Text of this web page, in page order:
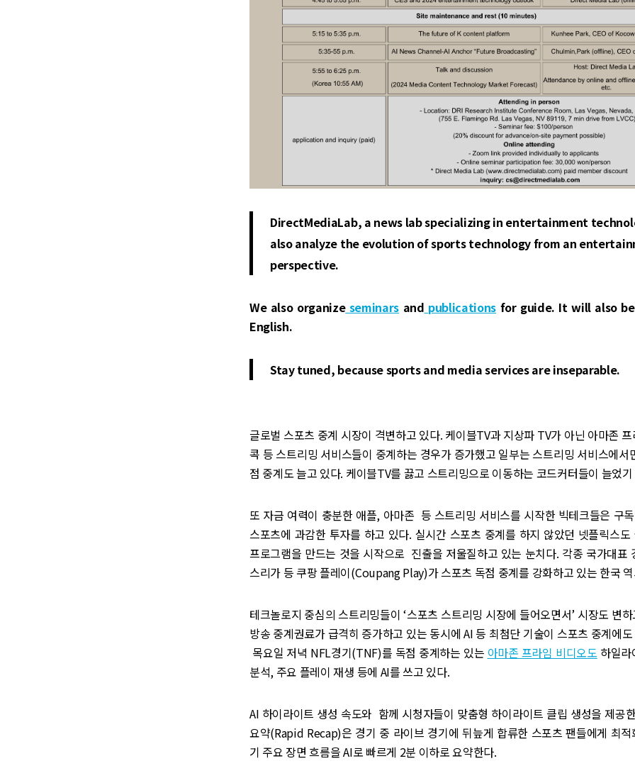
DirectMediaLab, a news lab specializing in entertainment
also analyze the evolution of sports technology from an
perspective.
We also organizeseminars and publications for guide. It will also
English.
Stay tuned, because sports and media services are inseparable.
글로벌 스포츠 중계 시장이 격변하고 있다. 케이블TV과 지상파 TV가 아닌 아마존
콕 등 스트리밍 서비스들이 중계하는 경우가 증가했고 일부는 스트리밍 서비스에서
점 중계도 늘고 있다. 케이블TV를 끓고 스트리밍으로 이동하는 코드커터들이 늘었
또 자금 여력이 충분한 애플, 아마존 등 스트리밍 서비스를 시작한 빅테크들은 구
스포츠에 과감한 투자를 하고 있다. 실시간 스포츠 중계를 하지 않았던 넷플릭스
프로그램을 만드는 것을 시작으로 진출을 저울질하고 있는 눈치다. 각종 국가대표
스리가 등 쿠팡 플레이(Coupang Play)가 스포츠 독점 중계를 강화하고 있는 한국
테크놀로지 중심의 스트리밍들이 ‘스포츠 스트리밍 시장에 들어오면서’ 시장도 변
방송 중계권료가 급격히 증가하고 있는 동시에 AI 등 최첨단 기술이 스포츠 중계에
목요일 저녁 NFL경기(TNF)를 독점 중계하는 있는 아마존 프라임 비디오도 하일
분석, 주요 플레이 재생 등에 AI를 쓰고 있다.
AI 하이라이트 생성 속도와 함께 시청자들이 맞춤형 하이라이트 클립 생성을 제공
요약(Rapid Recap)은 경기 중 라이브 경기에 뒤늪게 합류한 스포츠 팬들에게 최
기 주요 장면 흐름을 AI로 빠르게 2분 이하로 요약한다.